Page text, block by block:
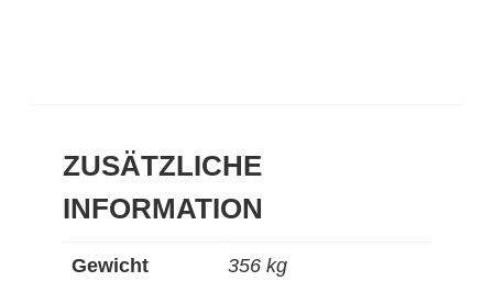
ZUSÄTZLICHE
INFORMATION
Gewicht 356 kg